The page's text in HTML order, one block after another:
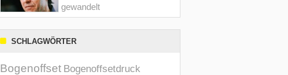
gewandelt
SCHLAGWÖRTER
Bogenoffset Bogenoffsetdruck